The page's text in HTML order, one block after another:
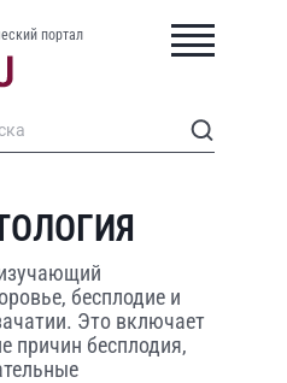
портал
бесплодие и
Это включает
причин бесплодия,